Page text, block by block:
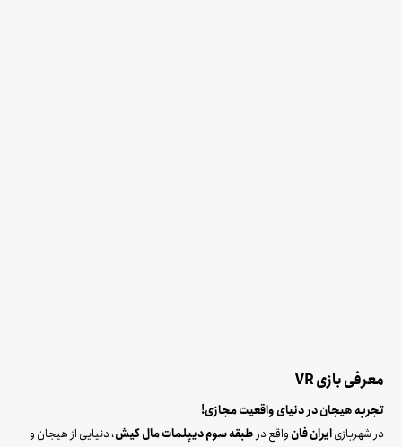
معرفی بازی VR
تجربه هیجان در دنیای واقعیت مجازی!
در شهربازیایران فانواقع درطبقه سوم دیپلمات مال کیش، دنیایی از هیجان و